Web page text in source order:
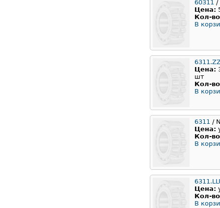
60311 /
Цена:
Кол-
В
Цена:
шт
Кол-
В
6311 /
Цена:
Кол-
В
Цена:
Кол-
В